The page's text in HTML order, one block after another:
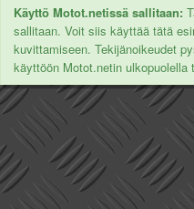
Käyttö Motot.netissä sallitaan:
sallitaan. Voit siis käyttää tätä
kuvittamiseen. Tekijänoikeudet
käyttöön Motot.netin ulkopuolella